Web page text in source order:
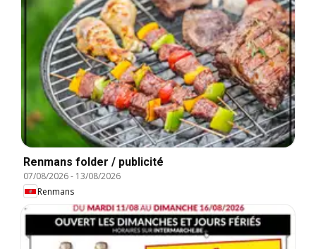
Renmans folder / publicité
07/08/2026- 13/08/2026
Renmans